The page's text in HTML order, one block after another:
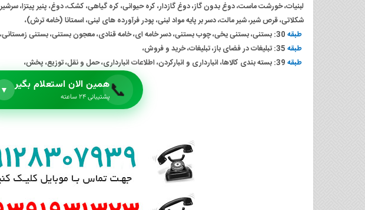
لبنیات، خورشت ماست، دوغ بدون گاز، دوغ گازدار، کره حیوانی، کره گیاهی، کشک، دوغ، پنیر پیتزا،
شکلاتی، قرص شیر، شیر مالت، دسر بر پایه مواد لبنی، پودر فرآورده های لبنی، اسمتانا (خامه ترش)،
طبقه
طبقه
طبقه
📞همین الان استعلام بگیر
پشتیبانی ۲۴ ساعته
▼